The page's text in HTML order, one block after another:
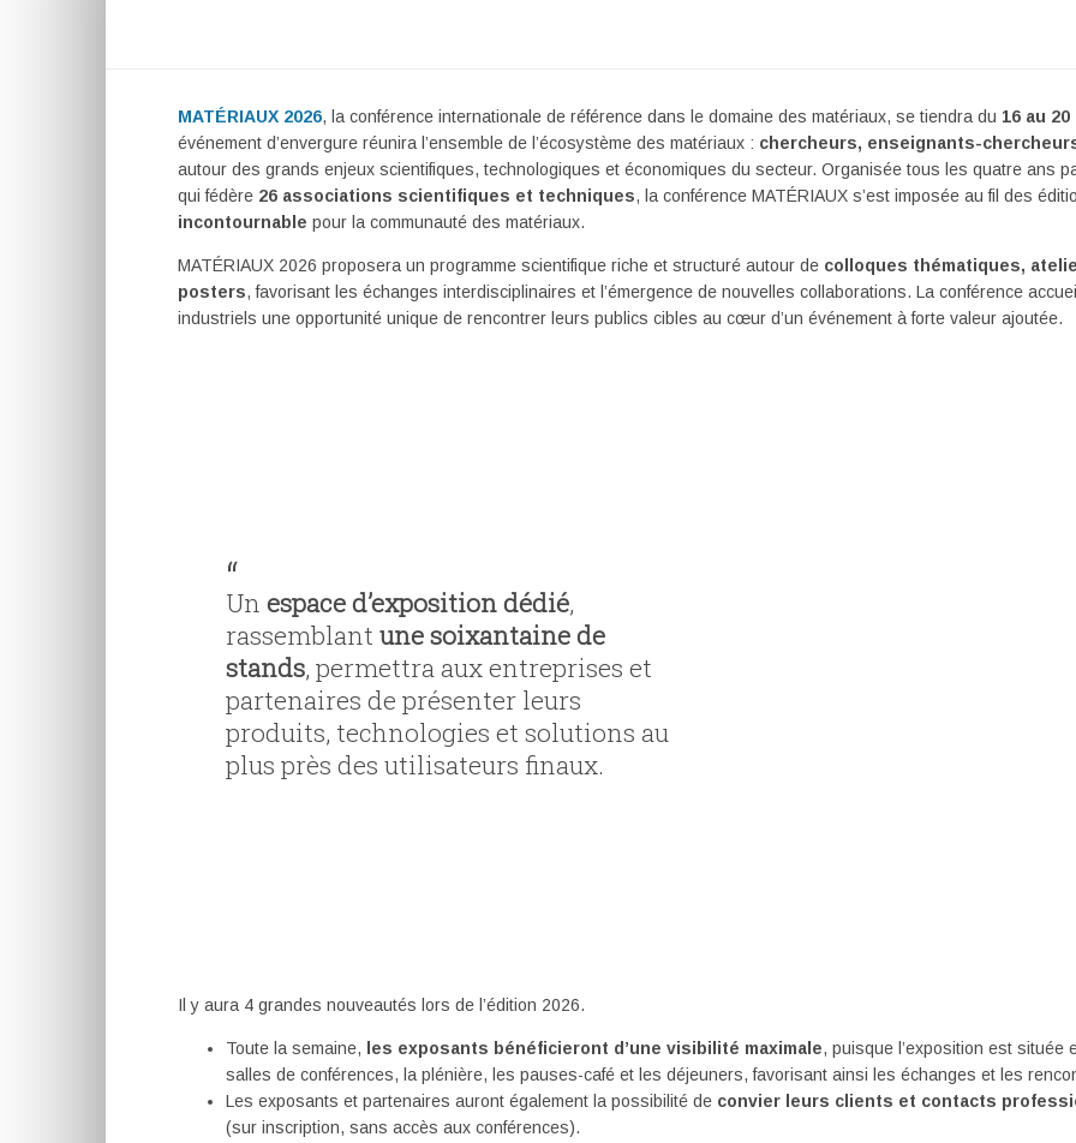
MATÉRIAUX 2026, la conférence internationale de référence dans le domaine des matériaux, se tiendra du 16 au
événement d’envergure réunira l’ensemble de l’écosystème des matériaux : chercheurs, enseignants-
autour des grands enjeux scientifiques, technologiques et économiques du secteur. Organisée tous les quatre ans
qui fédère 26 associations scientifiques et techniques, la conférence MATÉRIAUX s’est imposée au fil des
incontournable pour la communauté des matériaux.
MATÉRIAUX 2026 proposera un programme scientifique riche et structuré autour de colloques thématiques,
posters, favorisant les échanges interdisciplinaires et l’émergence de nouvelles collaborations. La conférence
industriels une opportunité unique de rencontrer leurs publics cibles au cœur d’un événement à forte valeur ajoutée.
Un espace d’exposition dédié,
rassemblant une soixantaine de
stands, permettra aux entreprises et
partenaires de présenter leurs
produits, technologies et solutions au
plus près des utilisateurs finaux.
Il y aura 4 grandes nouveautés lors de l’édition 2026.
Toute la semaine, les exposants bénéficieront d’une visibilité maximale, puisque l’exposition est située
salles de conférences, la plénière, les pauses-café et les déjeuners, favorisant ainsi les échanges et les
Les exposants et partenaires auront également la possibilité de convier leurs clients et contacts
(sur inscription, sans accès aux conférences).